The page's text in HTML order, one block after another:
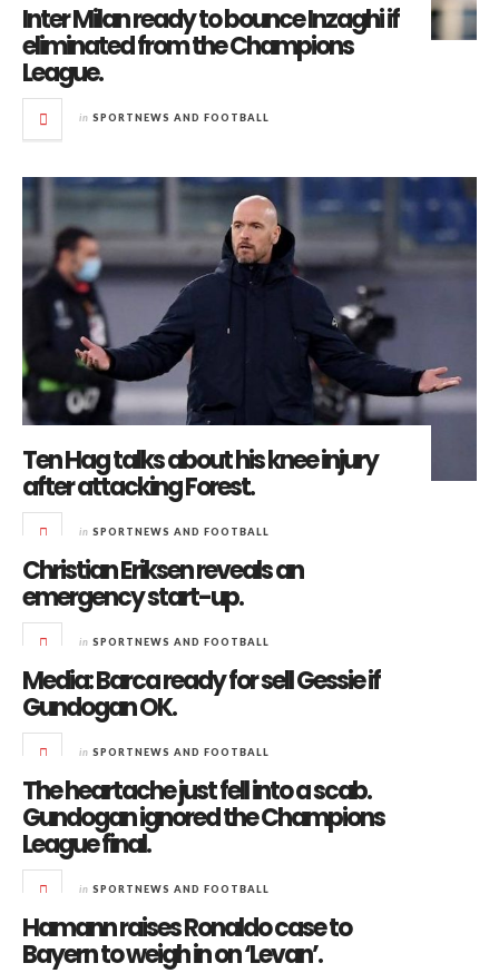
Inter Milan ready to bounce Inzaghi if
eliminated from the Champions
League.
in SPORTNEWS AND FOOTBALL
Ten Hag talks about his knee injury
after attacking Forest.
in SPORTNEWS AND FOOTBALL
Christian Eriksen reveals an
emergency start-up.
in SPORTNEWS AND FOOTBALL
Media: Barca ready for sell Gessie if
Gundogan OK.
in SPORTNEWS AND FOOTBALL
The heartache just fell into a scab.
Gundogan ignored the Champions
League final.
in SPORTNEWS AND FOOTBALL
Hamann raises Ronaldo case to
Bayern to weigh in on ‘Levan’.